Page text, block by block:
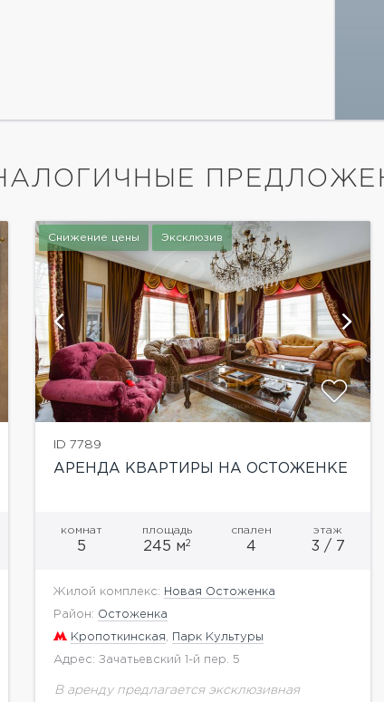
Снижение цены Эксклюзив
ID 7789
АРЕНДА КВАРТИРЫ НА ОСТОЖЕНКЕ
комнат
5
площадь
245 м2
спален
4
этаж
3 / 7
Жилой комплекс: Новая Остоженка
Район: Остоженка
Кропоткинская Парк Культуры
Адрес: Зачатьевский 1-й пер. 5
В аренду предлагается эксклюзивная
показать ещё 7 фотографий